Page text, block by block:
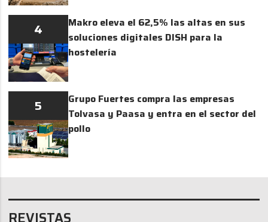
4
Makro eleva el 62,5% las altas en sus
soluciones digitales DISH para la
hostelería
5
Grupo Fuertes compra las empresas
Tolvasa y Paasa y entra en el sector del
pollo